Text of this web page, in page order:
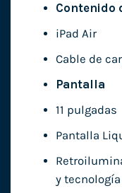
Contenido
iPad Air
Cable de
Pantalla
11 pulgadas
Pantalla
y tecnología